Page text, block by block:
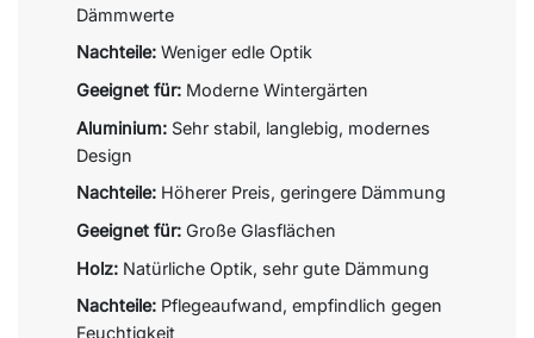
Dämmwerte
Nachteile:Weniger edle Optik
Geeignet für:Moderne Wintergärten
Aluminium:Sehr stabil, langlebig, modernes
Design
Nachteile:Höherer Preis, geringere Dämmung
Geeignet für:Große Glasflächen
Holz:Natürliche Optik, sehr gute Dämmung
Nachteile:Pflegeaufwand, empfindlich gegen
Feuchtigkeit